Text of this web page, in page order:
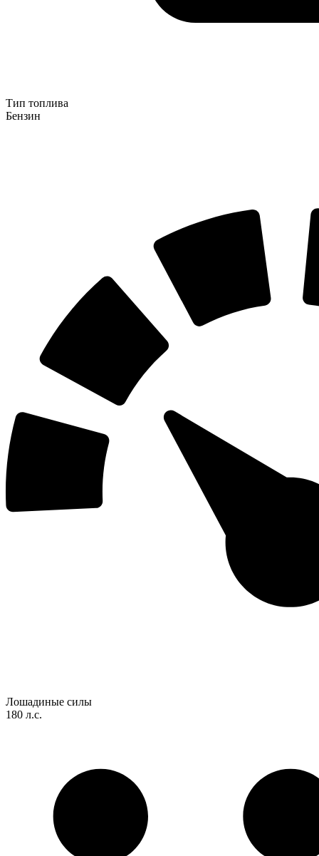
Тип топлива
Бензин
Лошадиные силы
180 л.с.